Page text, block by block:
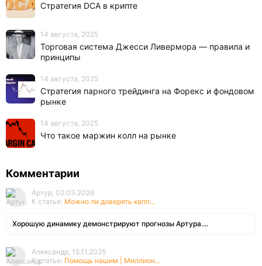
Стратегия DCA в крипте
14 августа, 2025
Торговая система Джесси Ливермора — правила и
принципы
14 августа, 2025
Стратегия парного трейдинга на Форекс и фондовом
рынке
14 августа, 2025
Что такое маржин колл на рынке
Комментарии
Артур, 02.03.2026
К статье: Можно ли доверять капп...
Хорошую динамику демонстрируют прогнозы Артура....
Александр, 15.11.2025
К статье: Помощь нашим | Миллион...